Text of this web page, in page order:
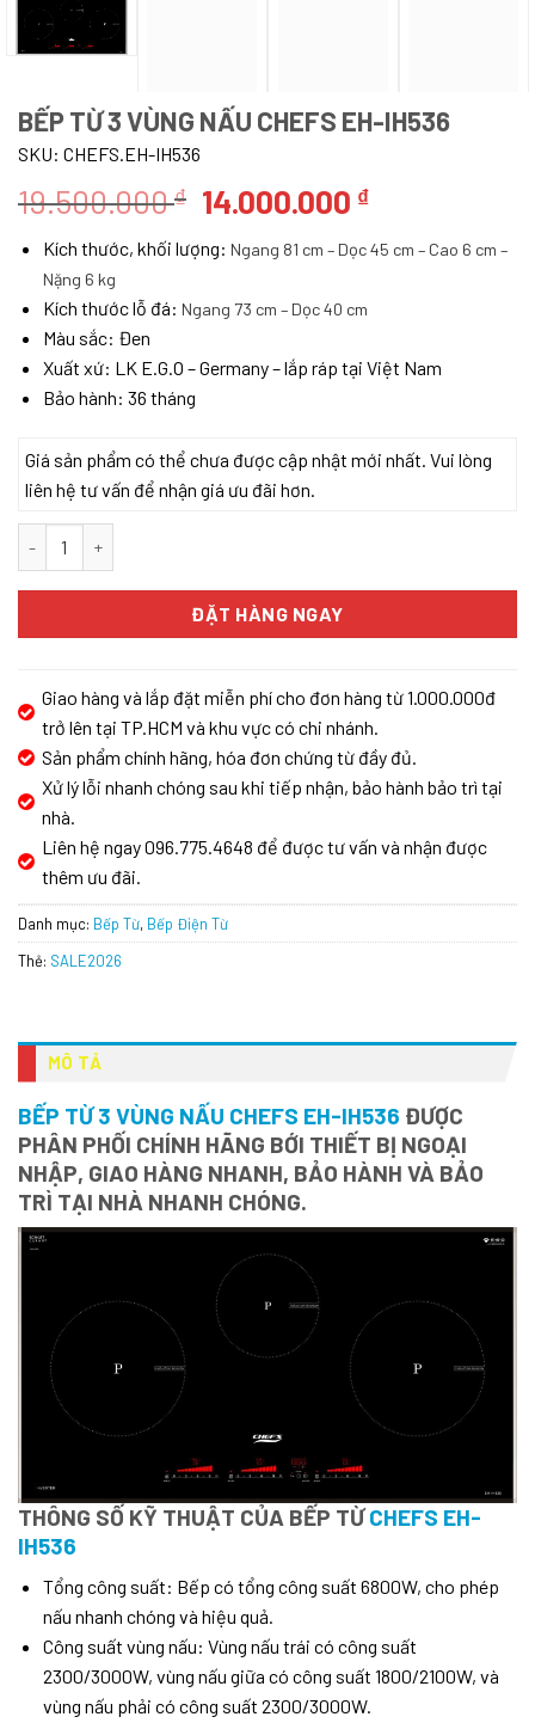
BẾP TỪ 3 VÙNG NẤU CHEFS EH-IH536
SKU: CHEFS.EH-IH536
19.500.000₫ Giá
là:
19.500.000 ₫.
14.000.000 ₫Giá
tại
Kích thước, khối lượng: Ngang 81 cm – Dọc 45 cm – Cao 6 cm –
Nặng 6 kg
Kích thước lỗ đá: Ngang 73 cm – Dọc 40 cm
Màu sắc: Đen
Xuất xứ: LK E.G.O – Germany – lắp ráp tại Việt Nam
Bảo hành: 36 tháng
Giá sản phẩm có thể chưa được cập nhật mới nhất. Vui lòng
liên hệ tư vấn để nhận giá ưu đãi hơn.
ĐẶT HÀNG NGAY
Giao hàng và lắp đặt miễn phí cho đơn hàng từ 1.000.000đ
trở lên tại TP.HCM và khu vực có chi nhánh.
Sản phẩm chính hãng, hóa đơn chứng từ đầy đủ.
Xử lý lỗi nhanh chóng sau khi tiếp nhận, bảo hành bảo trì tại
nhà.
Liên hệ ngay 096.775.4648 để được tư vấn và nhận được
thêm ưu đãi.
Danh mục: Bếp Từ, Bếp Điện Từ
Thẻ: SALE2026
MÔ TẢ
BẾP TỪ 3 VÙNG NẤU CHEFS EH-IH536 ĐƯỢC
PHÂN PHỐI CHÍNH HÃNG BỚI THIẾT BỊ NGOẠI
NHẬP, GIAO HÀNG NHANH, BẢO HÀNH VÀ BẢO
TRÌ TẠI NHÀ NHANH CHÓNG.
THÔNG SỐ KỸ THUẬT CỦA BẾP TỪCHEFS EH-
IH536
Tổng công suất: Bếp có tổng công suất 6800W, cho phép
nấu nhanh chóng và hiệu quả.
Công suất vùng nấu: Vùng nấu trái có công suất
2300/3000W, vùng nấu giữa có công suất 1800/2100W, và
vùng nấu phải có công suất 2300/3000W.